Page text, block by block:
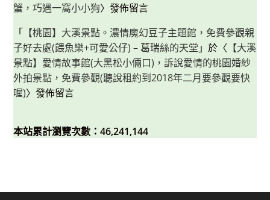
蟹，巧遇一窩小小狗〉發佈留言
「 【桃園】大溪景點。濃情魔幻豆子主題館，免費參觀親
子好去處(餵魚樂+可愛公仔) – 葛瑞絲的天堂 」於〈 【大溪
景點】愛情故事館(大黑松小倆口)，訴說愛情的桃園婚紗
外拍景點，免費參觀(聽說租約到2018年二月要參觀要快
喔)〉發佈留言
本站累計瀏覽次數：46,241,144